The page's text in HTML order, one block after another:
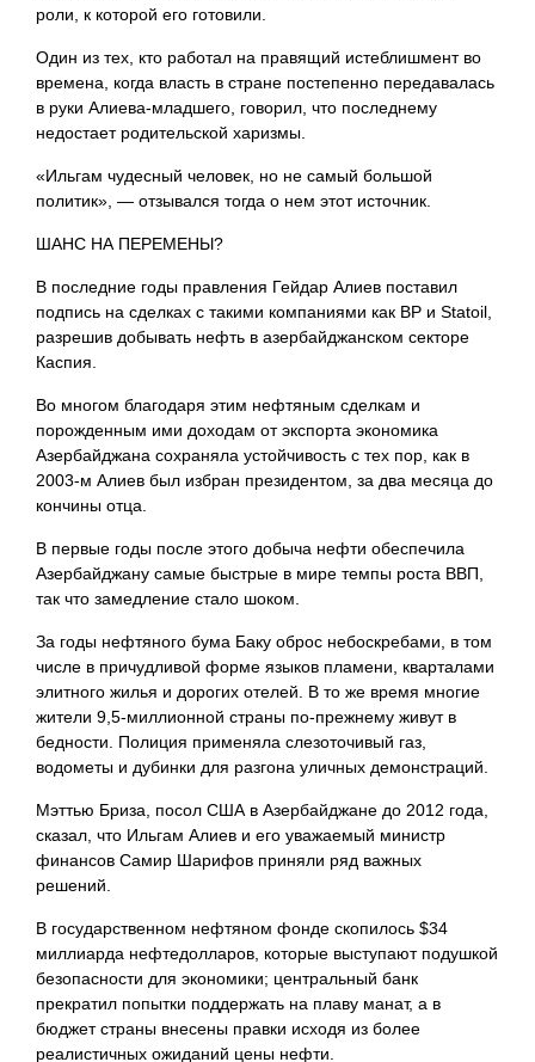
роли, к которой его готовили.
Один из тех, кто работал на правящий истеблишмент во
времена, когда власть в стране постепенно передавалась
в руки Алиева-младшего, говорил, что последнему
недостает родительской харизмы.
«Ильгам чудесный человек, но не самый большой
политик», — отзывался тогда о нем этот источник.
ШАНС НА ПЕРЕМЕНЫ?
В последние годы правления Гейдар Алиев поставил
подпись на сделках с такими компаниями как BP и Statoil,
разрешив добывать нефть в азербайджанском секторе
Каспия.
Во многом благодаря этим нефтяным сделкам и
порожденным ими доходам от экспорта экономика
Азербайджана сохраняла устойчивость с тех пор, как в
2003-м Алиев был избран президентом, за два месяца до
кончины отца.
В первые годы после этого добыча нефти обеспечила
Азербайджану самые быстрые в мире темпы роста ВВП,
так что замедление стало шоком.
За годы нефтяного бума Баку оброс небоскребами, в том
числе в причудливой форме языков пламени, кварталами
элитного жилья и дорогих отелей. В то же время многие
жители 9,5-миллионной страны по-прежнему живут в
бедности. Полиция применяла слезоточивый газ,
водометы и дубинки для разгона уличных демонстраций.
Мэттью Бриза, посол США в Азербайджане до 2012 года,
сказал, что Ильгам Алиев и его уважаемый министр
финансов Самир Шарифов приняли ряд важных
решений.
В государственном нефтяном фонде скопилось $34
миллиарда нефтедолларов, которые выступают подушкой
безопасности для экономики; центральный банк
прекратил попытки поддержать на плаву манат, а в
бюджет страны внесены правки исходя из более
реалистичных ожиданий цены нефти.